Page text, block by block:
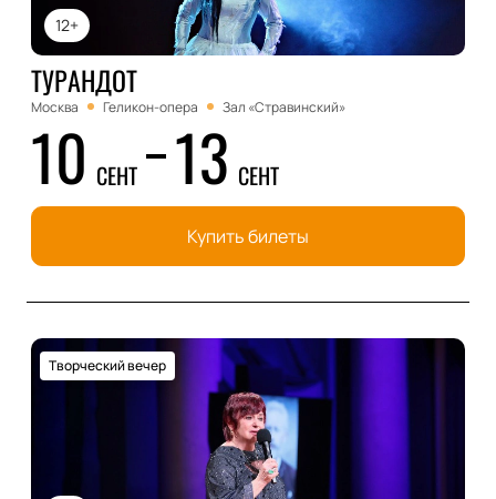
12+
ТУРАНДОТ
Москва Геликон-опера Зал «Стравинский»
10 СЕНТ 13 СЕНТ
Купить билеты
Творческий вечер